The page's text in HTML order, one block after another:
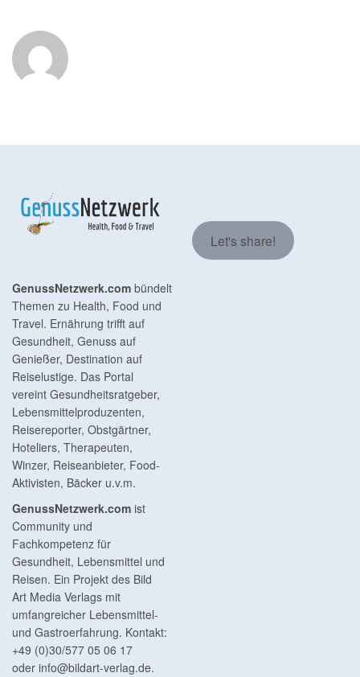
GenussNetzwerk.com bündelt
Themen zu Health, Food und
Travel. Ernährung trifft auf
Gesundheit, Genuss auf
Genießer, Destination auf
Reiselustige. Das Portal
vereint Gesundheitsratgeber,
Lebensmittelproduzenten,
Reisereporter, Obstgärtner,
Hoteliers, Therapeuten,
Winzer, Reiseanbieter, Food-
Aktivisten, Bäcker u.v.m.
GenussNetzwerk.com ist
Community und
Fachkompetenz für
Gesundheit, Lebensmittel und
Reisen. Ein Projekt des Bild
Art Media Verlags mit
umfangreicher Lebensmittel-
und Gastroerfahrung. Kontakt:
+49 (0)30/577 05 06 17
oder info@bildart-verlag.de.
Let's share!